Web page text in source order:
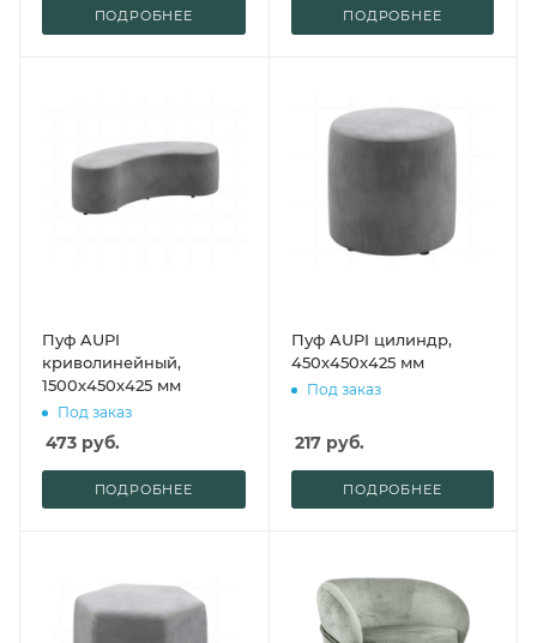
ПОДРОБНЕЕ ПОДРОБНЕЕ
Пуф AUPI
криволинейный,
1500х450х425 мм
Под заказ
473 руб.
ПОДРОБНЕЕ
Пуф AUPI цилиндр,
450х450х425 мм
Под заказ
217руб.
ПОДРОБНЕЕ